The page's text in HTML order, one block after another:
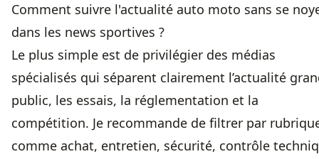
Comment suivre l'actualité auto moto sans se
dans les news sportives ?
Le plus simple est de privilégier des médias
spécialisés qui séparent clairement l’actualité
public, les essais, la réglementation et la
compétition. Je recommande de filtrer par
comme achat, entretien, sécurité, contrôle